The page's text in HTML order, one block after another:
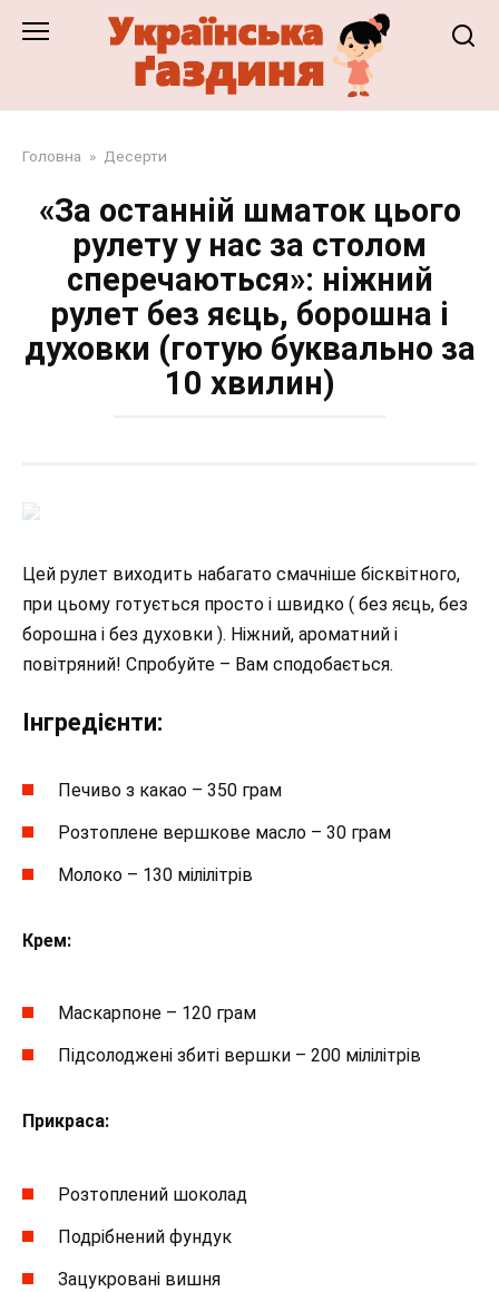
Головна » Десерти
«За останній шматок цього
рулету у нас за столом
сперечаються»: ніжний
рулет без яєць, борошна і
духовки (готую буквально за
10 хвилин)
Цей рулет виходить набагато смачніше бісквітного,
при цьому готується просто і швидко ( без яєць, без
борошна і без духовки ). Ніжний, ароматний і
повітряний! Спробуйте – Вам сподобається.
Інгредієнти:
Печиво з какао – 350 грам
Розтоплене вершкове масло – 30 грам
Молоко – 130 мілілітрів
Крем:
Маскарпоне – 120 грам
Підсолоджені збиті вершки – 200 мілілітрів
Прикраса:
Розтоплений шоколад
Подрібнений фундук
Зацукровані вишня